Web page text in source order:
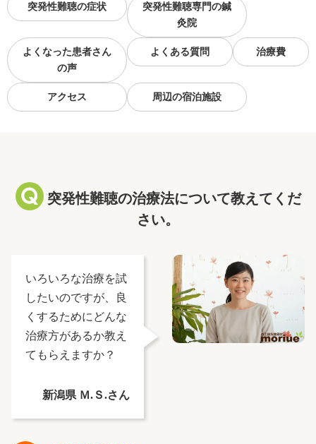
突発性難聴の症状
突発性難聴専門の鍼
灸院
よくなった患者さん
の声
よくある質問 治療費
アクセス 周辺の宿泊施設
突発性難聴の治療法について教えてくだ
さい。
いろいろな治療を試
したいのですが、良
くするためにどんな
治療方があるか教え
てもらえますか？
新潟県 Ｍ.Ｓ.さん